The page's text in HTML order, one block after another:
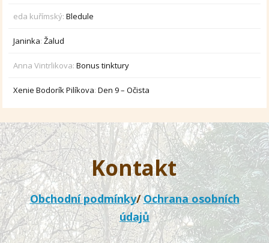
eda kuřímský:Bledule
Janinka:Žalud
Anna Vintrlikova:Bonus tinktury
Xenie Bodorík Pilíkova:Den 9 – Očista
Kontakt
Obchodní podmínky/Ochrana osobních
údajů